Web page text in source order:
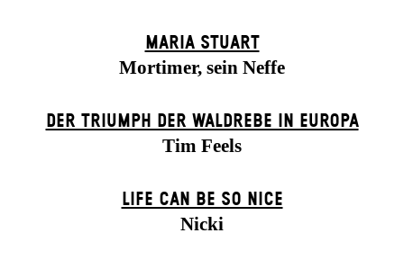
MARIA STUART
Mortimer, sein Neffe
DER TRIUMPH DER WALDREBE IN EUROPA
Tim Feels
LIFE CAN BE SO NICE
Nicki